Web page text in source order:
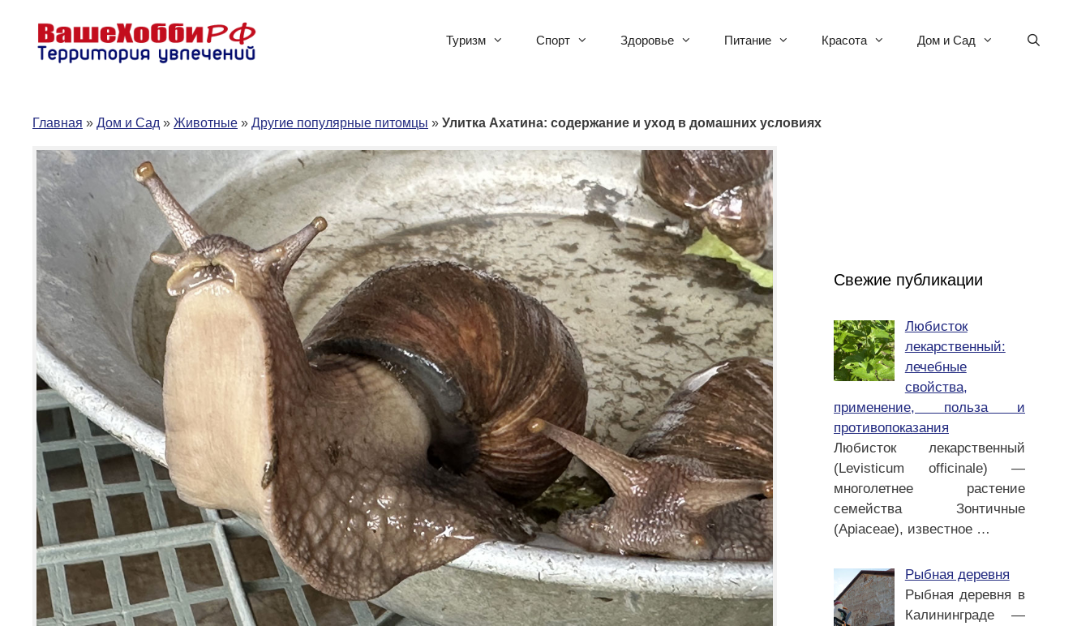
содержимому
Туризм Спорт Здоровье Питание Красота Дом и Сад
Главная » Дом и Сад » Животные » Другие популярные питомцы » Улитка Ахатина: содержание и уход в домашних условиях
Свежие публикации
Любисток
лекарственный:
лечебные
свойства,
применение, польза и
противопоказания
Любисток лекарственный
(Levisticum officinale) —
многолетнее растение
семейства Зонтичные
(Apiaceae), известное …
Рыбная деревня
Рыбная деревня в
Калининграде —